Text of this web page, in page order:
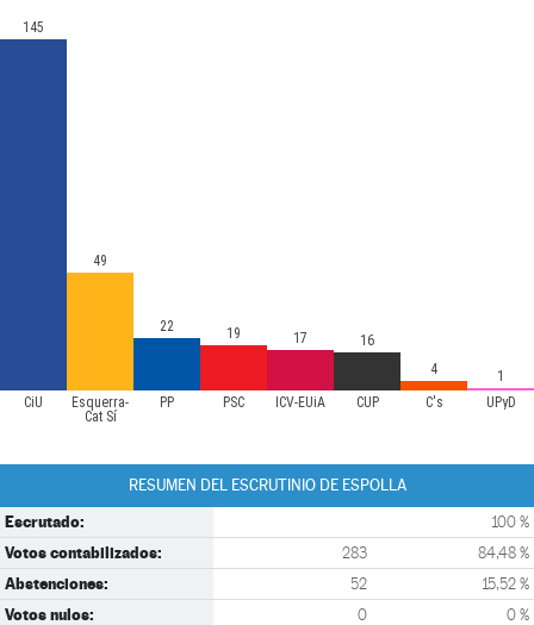
CiU
Esquerra-
Cat Sí
PP PSC ICV-EUiA CUP C's UPyD
145
49
22 19 17
16
4
1
RESUMEN DEL ESCRUTINIO DE ESPOLLA
Escrutado: 100 %
Votos contabilizados: 283 84,48 %
Abstenciones: 52 15,52 %
Votos nulos: 0 0 %